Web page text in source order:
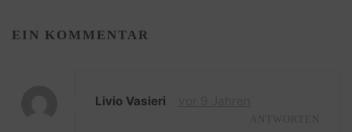
EIN KOMMENTAR
Livio Vasieri